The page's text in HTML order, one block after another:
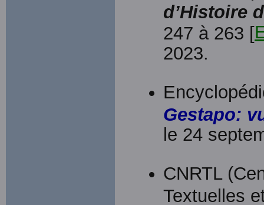
d’Histoire
247 à 263 [
2023.
Gestapo:
le 24
CNRTL
Textuelles